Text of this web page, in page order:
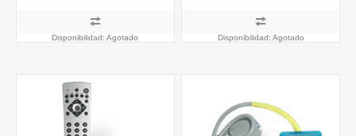
Disponibilidad: Agotado Disponibilidad: Agotado